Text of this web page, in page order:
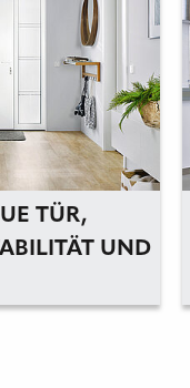
TÜR,
UND